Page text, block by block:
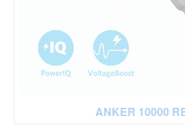
ANKER 10000